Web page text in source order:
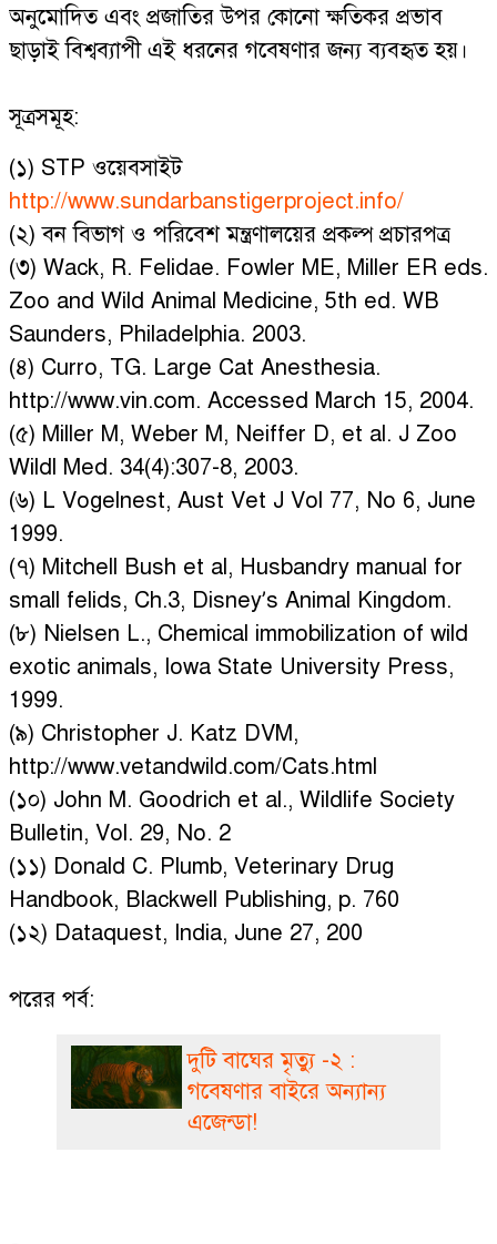
অনুমোদিত এবং প্রজাতির উপর কোনো ক্ষতিকর প্রভাব
ছাড়াই বিশ্বব্যাপী এই ধরনের গবেষণার জন্য ব্যবহৃত হয়।
সূত্রসমূহ:
(১) STP ওয়েবসাইট
http://www.sundarbanstigerproject.info/
(২) বন বিভাগ ও পরিবেশ মন্ত্রণালয়ের প্রকল্প প্রচারপত্র
(৩) Wack, R. Felidae. Fowler ME, Miller ER eds.
Zoo and Wild Animal Medicine, 5th ed. WB
Saunders, Philadelphia. 2003.
(৪) Curro, TG. Large Cat Anesthesia.
http://www.vin.com. Accessed March 15, 2004.
(৫) Miller M, Weber M, Neiffer D, et al. J Zoo
Wildl Med. 34(4):307-8, 2003.
(৬) L Vogelnest, Aust Vet J Vol 77, No 6, June
1999.
(৭) Mitchell Bush et al, Husbandry manual for
small felids, Ch.3, Disney’s Animal Kingdom.
(৮) Nielsen L., Chemical immobilization of wild
exotic animals, Iowa State University Press,
1999.
(৯) Christopher J. Katz DVM,
http://www.vetandwild.com/Cats.html
(১০) John M. Goodrich et al., Wildlife Society
Bulletin, Vol. 29, No. 2
(১১) Donald C. Plumb, Veterinary Drug
Handbook, Blackwell Publishing, p. 760
(১২) Dataquest, India, June 27, 200
পরের পর্ব:
দুটি বাঘের মৃত্যু -২ :
গবেষণার বাইরে অন্যান্য
এজেন্ডা!